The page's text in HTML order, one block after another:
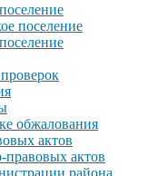
поселение
обжалования
актов
актов
района